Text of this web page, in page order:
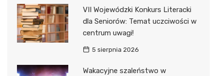
VII Wojewódzki Konkurs Literacki
dla Seniorów: Temat uczciwości w
centrum uwagi!
5 sierpnia 2026
Wakacyjne szaleństwo w